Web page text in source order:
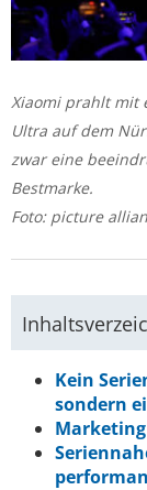
Xiaomi prahlt mit
Ultra auf dem
zwar eine
Bestmarke.
Foto: picture
Kein
sondern